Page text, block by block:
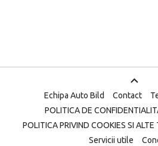
Echipa Auto Bild Contact
POLITICA DE
POLITICA PRIVIND COOKIES SI ALTE
Servicii utile